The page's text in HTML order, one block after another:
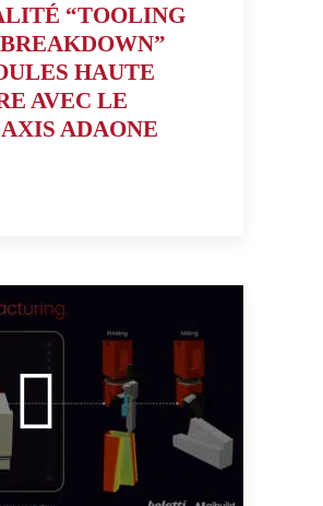
“TOOLING
HAUTE
AVEC LE
ADAONE